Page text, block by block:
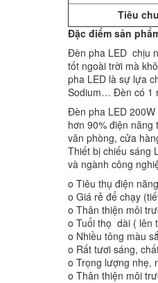
Tiêu
Đặc điểm sản
Đèn pha LED chịu
tốt ngoài trời mà
pha LED là sự lựa
Sodium… Đèn có 1
Đèn pha LED
hơn 90% điện
văn phòng, cửa
Thiết bị chiếu sáng
và ngành công
o Tiêu thụ điện
o Giá rẻ để chạy
o Thân thiện môi
o Tuổi thọ dài ( lên
o Nhiều tông màu
o Rất tươi sáng,
o Trọng lượng nhẹ,
o Thân thiện môi